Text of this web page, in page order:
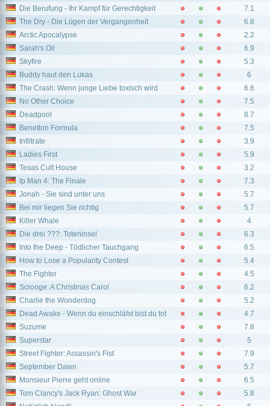
Die Berufung - Ihr Kampf für Gerechtigkeit
7.1
The Dry - Die Lügen der Vergangenheit
6.8
Arctic Apocalypse
2.2
Sarah's Oil
6.9
Skyfire
5.3
Buddy haut den Lukas
6
The Crash: Wenn junge Liebe toxisch wird
6.6
No Other Choice
7.5
Deadpool
8.7
Benetton Formula
7.5
Infiltrate
3.9
Ladies First
5.9
Texas Cult House
3.2
Ip Man 4: The Finale
7.3
Jonah - Sie sind unter uns
5.7
Bei mir liegen Sie richtig
5.7
Killer Whale
4
Die drei ???: Toteninsel
6.3
Into the Deep - Tödlicher Tauchgang
6.5
How to Lose a Popularity Contest
5.4
The Fighter
4.5
Scrooge: A Christmas Carol
6.2
Charlie the Wonderdog
5.2
Dead Awake - Wenn du einschläfst bist du tot
4.7
Suzume
7.8
Superstar
5
Street Fighter: Assassin's Fist
7.9
September Dawn
5.7
Monsieur Pierre geht online
6.5
Tom Clancy's Jack Ryan: Ghost War
5.8